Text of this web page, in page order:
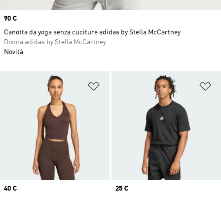
Aggiungi alla lista dei desideri
Price
40 €
Price
25 €
Price
90 €
Canotta da yoga senza cuciture adidas by Stella McCartney
Donna adidas by Stella McCartney
Novità